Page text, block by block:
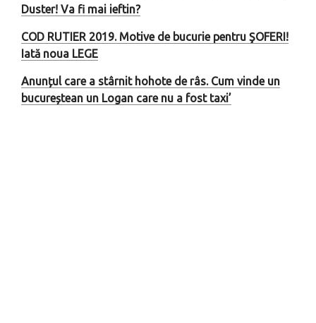
Duster! Va fi mai ieftin?
COD RUTIER 2019. Motive de bucurie pentru ŞOFERI!
Iată noua LEGE
Anunțul care a stârnit hohote de râs. Cum vinde un
bucureștean un Logan care nu a fost taxi’